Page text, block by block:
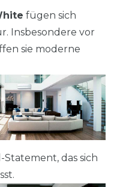
fügen sich
Insbesondere vor
sie moderne
Statement, das sich